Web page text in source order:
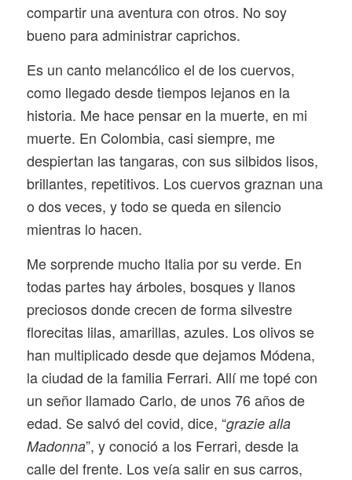
compartir una aventura con otros. No soy
bueno para administrar caprichos.
Es un canto melancólico el de los cuervos,
como llegado desde tiempos lejanos en la
historia. Me hace pensar en la muerte, en mi
muerte. En Colombia, casi siempre, me
despiertan las tangaras, con sus silbidos lisos,
brillantes, repetitivos. Los cuervos graznan una
o dos veces, y todo se queda en silencio
mientras lo hacen.
Me sorprende mucho Italia por su verde. En
todas partes hay árboles, bosques y llanos
preciosos donde crecen de forma silvestre
florecitas lilas, amarillas, azules. Los olivos se
han multiplicado desde que dejamos Módena,
la ciudad de la familia Ferrari. Allí me topé con
un señor llamado Carlo, de unos 76 años de
edad. Se salvó del covid, dice, “grazie alla
Madonna”, y conoció a los Ferrari, desde la
calle del frente. Los veía salir en sus carros,